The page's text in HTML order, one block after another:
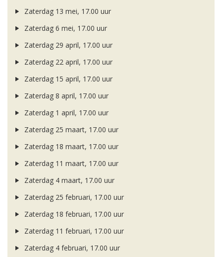
Zaterdag 13 mei, 17.00 uur
Zaterdag 6 mei, 17.00 uur
Zaterdag 29 april, 17.00 uur
Zaterdag 22 april, 17.00 uur
Zaterdag 15 april, 17.00 uur
Zaterdag 8 april, 17.00 uur
Zaterdag 1 april, 17.00 uur
Zaterdag 25 maart, 17.00 uur
Zaterdag 18 maart, 17.00 uur
Zaterdag 11 maart, 17.00 uur
Zaterdag 4 maart, 17.00 uur
Zaterdag 25 februari, 17.00 uur
Zaterdag 18 februari, 17.00 uur
Zaterdag 11 februari, 17.00 uur
Zaterdag 4 februari, 17.00 uur